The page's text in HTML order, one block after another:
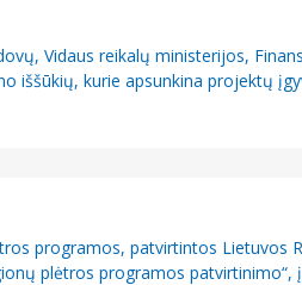
Vidaus reikalų ministerijos,
iššūkių, kurie apsunkina projektų
programos, patvirtintos Lietuvos
plėtros programos